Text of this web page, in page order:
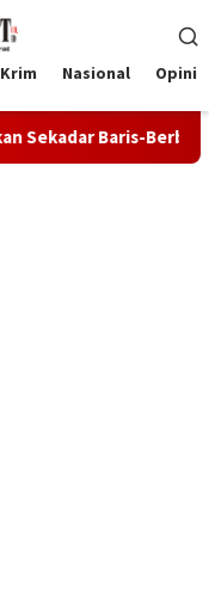
Nasional Opini
Berbaris 32